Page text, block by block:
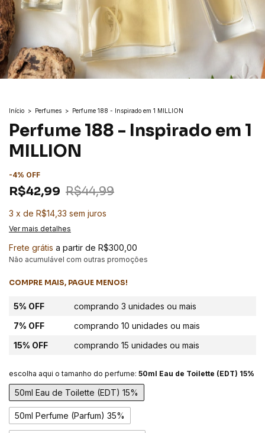
Início > Perfumes > Perfume 188 - Inspirado em 1 MILLION
Perfume 188 - Inspirado em 1
MILLION
-4% OFF
R$42,99 R$44,99
3 x de R$14,33 sem juros
Ver mais detalhes
Frete grátis a partir de R$300,00
Não acumulável com outras promoções
COMPRE MAIS, PAGUE MENOS!
5% OFF
comprando 3 unidades ou mais
7% OFF
comprando 10 unidades ou mais
15% OFF
comprando 15 unidades ou mais
escolha aqui o tamanho do perfume: 50ml Eau de Toilette (EDT) 15%
50ml Eau de Toilette (EDT) 15%
50ml Perfume (Parfum) 35%